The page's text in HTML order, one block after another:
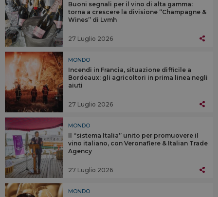
Buoni segnali per il vino di alta gamma:
torna a crescere la divisione “Champagne &
Wines” di Lvmh
27 Luglio 2026
MONDO
Incendi in Francia, situazione difficile a
Bordeaux: gli agricoltori in prima linea negli
aiuti
27 Luglio 2026
MONDO
Il “sistema Italia” unito per promuovere il
vino italiano, con Veronafiere & Italian Trade
Agency
27 Luglio 2026
MONDO